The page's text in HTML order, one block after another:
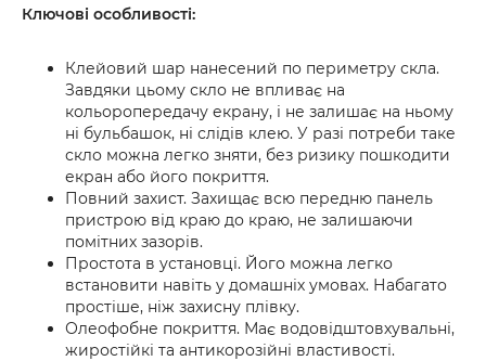
Ключові особливості:
Клейовий шар нанесений по периметру скла.
Завдяки цьому скло не впливає на
кольоропередачу екрану, і не залишає на ньому
ні бульбашок, ні слідів клею. У разі потреби таке
скло можна легко зняти, без ризику пошкодити
екран або його покриття.
Повний захист. Захищає всю передню панель
пристрою від краю до краю, не залишаючи
помітних зазорів.
Простота в установці. Його можна легко
встановити навіть у домашніх умовах. Набагато
простіше, ніж захисну плівку.
Олеофобне покриття. Має водовідштовхувальні,
жиростійкі та антикорозійні властивості.